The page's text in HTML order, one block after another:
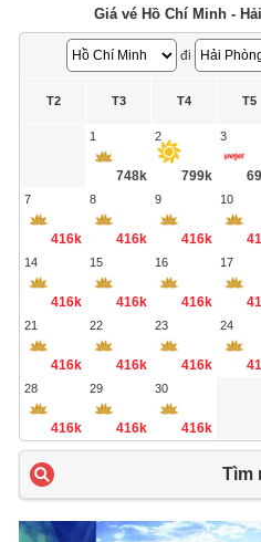
Giá vé Hồ Chí Minh -
đi
T2 T3 T4 T5
1
748k
2
799k
3
7
416k
8
416k
9
416k
10
14
416k
15
416k
16
416k
17
21
416k
22
416k
23
416k
24
28
416k
29
416k
30
416k
Tìm